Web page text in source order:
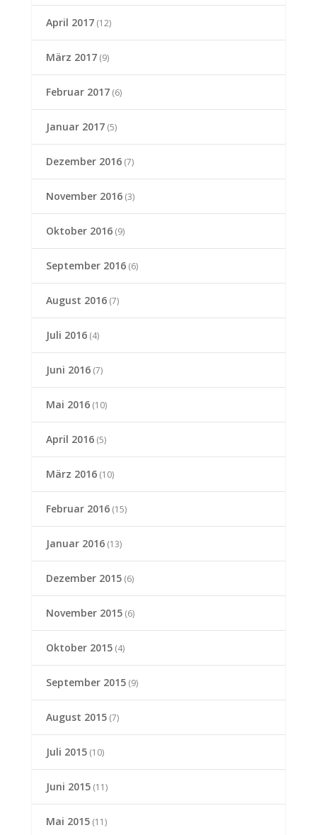
April 2017(12)
März 2017(9)
Februar 2017(6)
Januar 2017(5)
Dezember 2016(7)
November 2016(3)
Oktober 2016(9)
September 2016(6)
August 2016(7)
Juli 2016(4)
Juni 2016(7)
Mai 2016(10)
April 2016(5)
März 2016(10)
Februar 2016(15)
Januar 2016(13)
Dezember 2015(6)
November 2015(6)
Oktober 2015(4)
September 2015(9)
August 2015(7)
Juli 2015(10)
Juni 2015(11)
Mai 2015(11)